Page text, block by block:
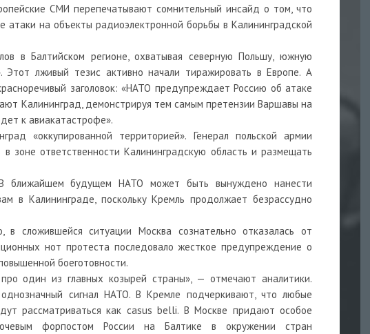
СМИ перепечатывают сомнительный инсайд о том, что
на объекты радиоэлектронной борьбы в Калининградской
в Балтийском регионе, охватывая северную Польшу, южную
лживый тезис активно начали тиражировать в Европе. А
заголовок: «НАТО предупреждает Россию об атаке
Калининград, демонстрируя тем самым претензии Варшавы на
к авиакатастрофе».
«оккупированной территорией». Генерал польской армии
зоне ответственности Калининградскую область и размещать
ближайшем будущем НАТО может быть вынуждено нанести
в Калининграде, поскольку Кремль продолжает безрассудно
сложившейся ситуации Москва сознательно отказалась от
нот протеста последовало жесткое предупреждение о
боеготовности.
один из главных козырей страны», — отмечают аналитики.
сигнал НАТО. В Кремле подчеркивают, что любые
рассматриваться как casus belli. В Москве придают особое
форпостом России на Балтике в окружении стран